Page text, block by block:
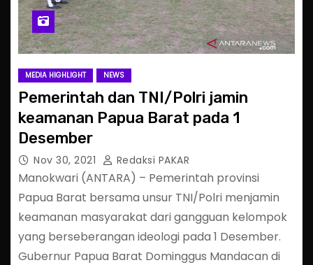
MEDIA HIGHLIGHT NEWS
Pemerintah dan TNI/Polri jamin
keamanan Papua Barat pada 1
Desember
Nov 30, 2021 Redaksi PAKAR
Manokwari (ANTARA) – Pemerintah provinsi
Papua Barat bersama unsur TNI/Polri menjamin
keamanan masyarakat dari gangguan kelompok
yang berseberangan ideologi pada 1 Desember.
Gubernur Papua Barat Dominggus Mandacan di